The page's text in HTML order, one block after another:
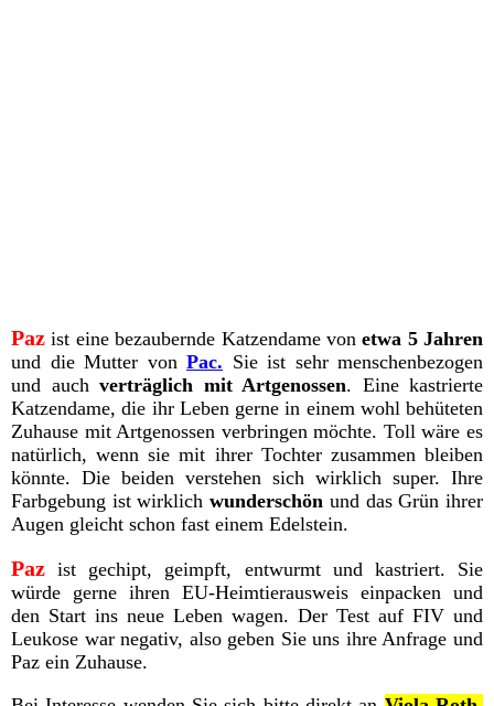
Paz ist eine bezaubernde Katzendame vonetwa 5 Jahren
und die Mutter von Pac. Sie ist sehr menschenbezogen
und auch verträglich mit Artgenossen. Eine kastrierte
Katzendame, die ihr Leben gerne in einem wohl behüteten
Zuhause mit Artgenossen verbringen möchte. Toll wäre es
natürlich, wenn sie mit ihrer Tochter zusammen bleiben
könnte. Die beiden verstehen sich wirklich super. Ihre
Farbgebung ist wirklichwunderschön und das Grün ihrer
Augen gleicht schon fast einem Edelstein.
Paz ist gechipt, geimpft, entwurmt und kastriert. Sie
würde gerne ihren EU-Heimtierausweis einpacken und
den Start ins neue Leben wagen. Der Test auf FIV und
Leukose war negativ, also geben Sie uns ihre Anfrage und
Paz ein Zuhause.